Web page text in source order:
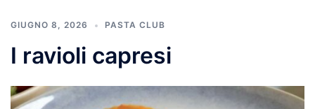
GIUGNO 8, 2026 PASTA CLUB
I ravioli capresi